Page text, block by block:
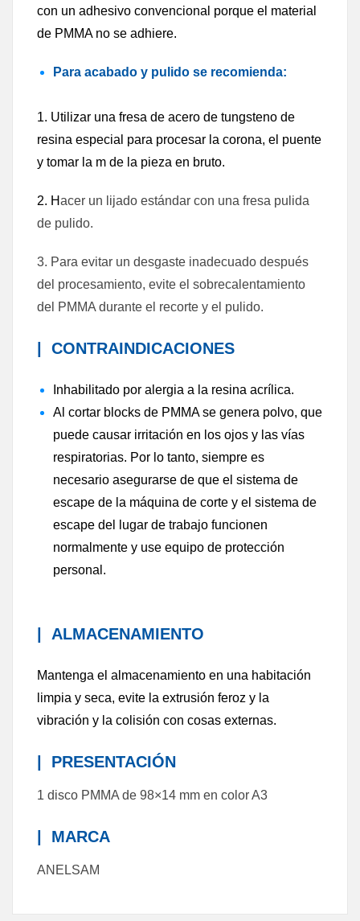
con un adhesivo convencional porque el material
de PMMA no se adhiere.
Para acabado y pulido se recomienda:
1. Utilizar una fresa de acero de tungsteno de
resina especial para procesar la corona, el puente
y tomar la m de la pieza en bruto.
2. Hacer un lijado estándar con una fresa pulida
de pulido.
3. Para evitar un desgaste inadecuado después
del procesamiento, evite el sobrecalentamiento
del PMMA durante el recorte y el pulido.
| CONTRAINDICACIONES
Inhabilitado por alergia a la resina acrílica.
Al cortar blocks de PMMA se genera polvo, que
puede causar irritación en los ojos y las vías
respiratorias. Por lo tanto, siempre es
necesario asegurarse de que el sistema de
escape de la máquina de corte y el sistema de
escape del lugar de trabajo funcionen
normalmente y use equipo de protección
personal.
| ALMACENAMIENTO
Mantenga el almacenamiento en una habitación
limpia y seca, evite la extrusión feroz y la
vibración y la colisión con cosas externas.
| PRESENTACIÓN
1 disco PMMA de 98×14 mm en color A3
| MARCA
ANELSAM